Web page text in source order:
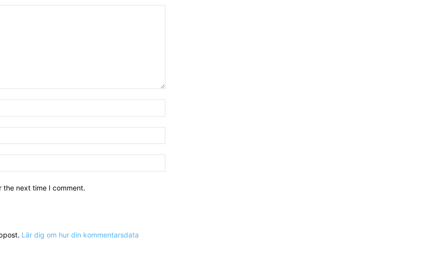
the next time I comment.
Lär dig om hur din kommentarsdata